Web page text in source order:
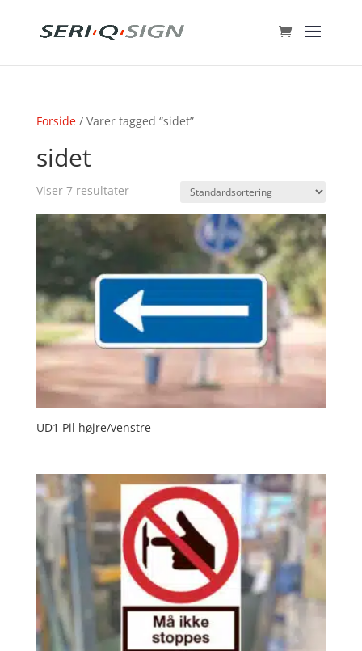
Forside/ Varer tagged “sidet”
sidet
Viser 7 resultater
UD1 Pil højre/venstre